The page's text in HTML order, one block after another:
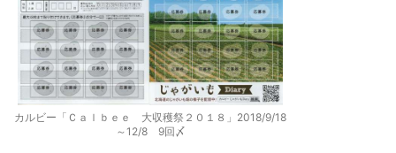
カルビー「Ｃａｌｂｅｅ 大収穫祭２０１８」2018/9/18
～12/8 9回〆